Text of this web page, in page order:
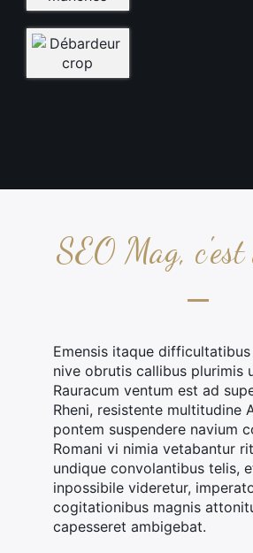
SEO Mag, c'est
Emensis itaque
nive obrutis callibus plurimis
Rauracum ventum est ad
Rheni, resistente multitudine
pontem suspendere navium
Romani vi nimia vetabantur
undique convolantibus telis,
inpossibile videretur,
cogitationibus magnis
capesseret ambigebat.